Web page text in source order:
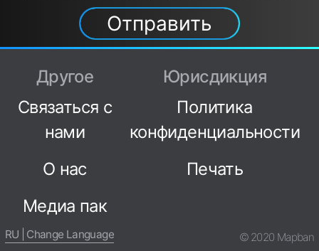
Отправить
Другое
Связаться с
нами
О нас
Медиа пак
Юрисдикция
Политика
конфиденциальности
Печать
RU | Change Language © 2020 Mapban